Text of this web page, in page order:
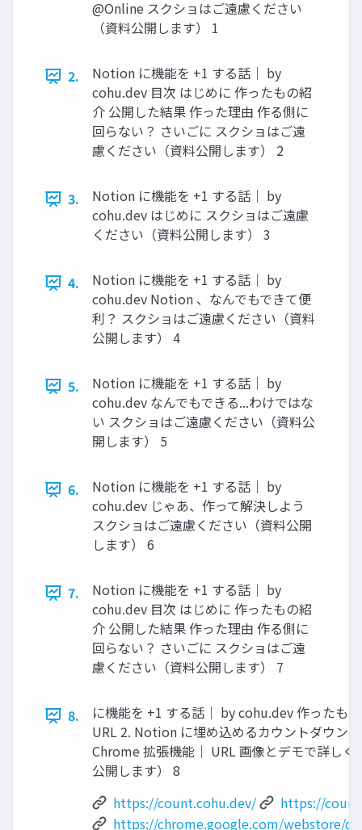
@Online スクショはご遠慮ください
（資料公開します） 1
2.
Notion に機能を +1 する話｜ by
cohu.dev 目次 はじめに 作ったもの紹
介 公開した結果 作った理由 作る側に
回らない？ さいごに スクショはご遠
慮ください（資料公開します） 2
3.
Notion に機能を +1 する話｜ by
cohu.dev はじめに スクショはご遠慮
ください（資料公開します） 3
4.
Notion に機能を +1 する話｜ by
cohu.dev Notion 、なんでもできて便
利？ スクショはご遠慮ください（資料
公開します） 4
5.
Notion に機能を +1 する話｜ by
cohu.dev なんでもできる...わけではな
い スクショはご遠慮ください（資料公
開します） 5
6.
Notion に機能を +1 する話｜ by
cohu.dev じゃあ、作って解決しよう
スクショはご遠慮ください（資料公開
します） 6
7.
Notion に機能を +1 する話｜ by
cohu.dev 目次 はじめに 作ったもの紹
介 公開した結果 作った理由 作る側に
回らない？ さいごに スクショはご遠
慮ください（資料公開します） 7
8.
に機能を +1 する話｜ by cohu.dev 作ったも
URL 2. Notion に埋め込めるカウントダウン
Chrome 拡張機能｜ URL 画像とデモで詳し
公開します） 8
https://count.cohu.dev/
https://
https://chrome.google.com/webstore/